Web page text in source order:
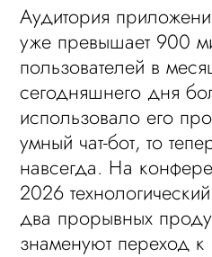
Аудитория
уже превышает 900
пользователей в
сегодняшнего дня
использовало его
умный чат-бот, то
навсегда. На
2026
два прорывных
знаменуют переход к